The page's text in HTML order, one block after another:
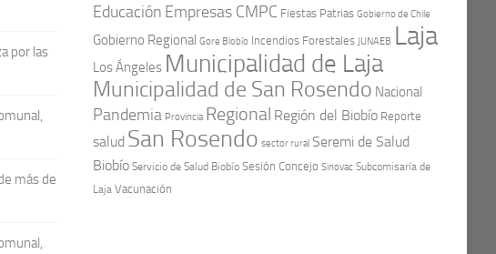
por las
más de
Educación Empresas CMPC Fiestas Patrias Gobierno de Chile
Gobierno Regional Gore Biobío Incendios Forestales JUNAEB Laja
Los Ángeles Municipalidad de Laja
Municipalidad de San Rosendo Nacional
Pandemia Provincia Regional Región del Biobío Reporte
salud San Rosendo sector rural Seremi de Salud
Biobío Servicio de Salud Biobío Sesión Concejo Sinovac Subcomisaría de
Laja Vacunación